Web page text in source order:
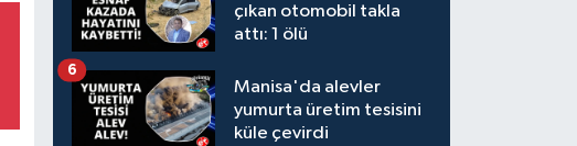
çıkan otomobil takla
attı: 1 ölü
Manisa'da alevler
yumurta üretim tesisini
küle çevirdi
6